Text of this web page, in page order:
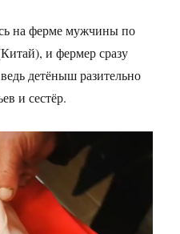
на ферме мужчины по
и фермер сразу
детёныш разительно
и сестёр.